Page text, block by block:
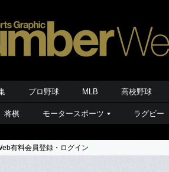
プロ野球 MLB 高校野球
将棋 モータースポーツ ラグビー
有料会員登録・ログイン